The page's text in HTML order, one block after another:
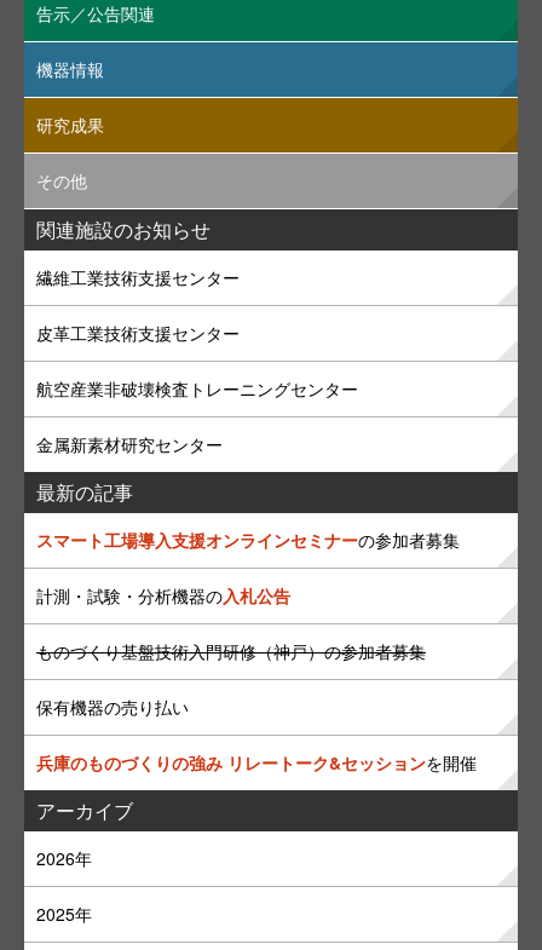
告示／公告関連
機器情報
研究成果
その他
関連施設のお知らせ
繊維工業技術支援センター
皮革工業技術支援センター
航空産業非破壊検査トレーニングセンター
金属新素材研究センター
最新の記事
スマート工場導入支援オンラインセミナーの参加者募集
計測・試験・分析機器の入札公告
ものづくり基盤技術入門研修（神戸）の参加者募集
保有機器の売り払い
兵庫のものづくりの強み リレートーク&セッションを開催
アーカイブ
2026年
2025年